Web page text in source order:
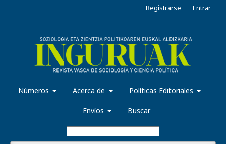
Números Acerca de Políticas Editoriales
Envíos Buscar
Registrarse Entrar